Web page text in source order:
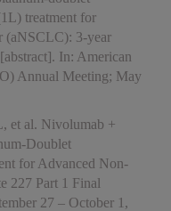
treatment for
(aNSCLC): 3-year
In: American
Annual Meeting; May
et al. Nivolumab +
Doublet
for Advanced Non-
227 Part 1 Final
27 – October 1,